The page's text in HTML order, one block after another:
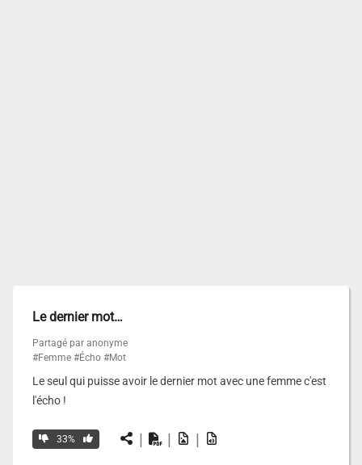
Le dernier mot…
Partagé par anonyme
#Femme #Écho #Mot
Le seul qui puisse avoir le dernier mot avec une femme c'est
l'écho !
33% | | |